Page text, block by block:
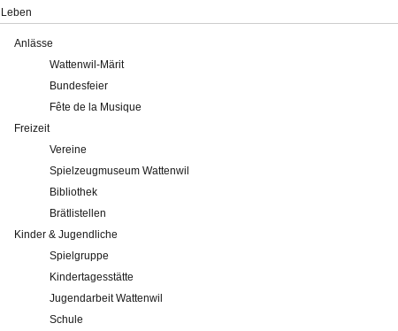
Leben
Anlässe
Wattenwil-Märit
Bundesfeier
Fête de la Musique
Freizeit
Vereine
Spielzeugmuseum Wattenwil
Bibliothek
Brätlistellen
Kinder & Jugendliche
Spielgruppe
Kindertagesstätte
Jugendarbeit Wattenwil
Schule